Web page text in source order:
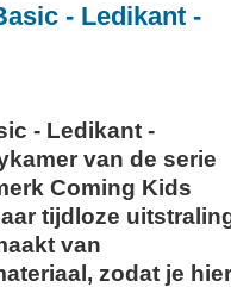
- Ledikant -
- Ledikant -
van de serie
Coming Kids
tijdloze
van
zodat je hier